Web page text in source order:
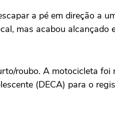
a pé em direção a
mas acabou alcançado
roubo. A motocicleta foi
(DECA) para o